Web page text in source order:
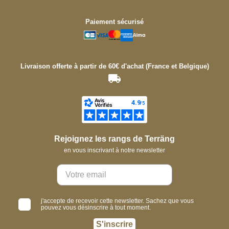
Paiement sécurisé
Livraison offerte à partir de 60€ d'achat (France et Belgique)
Rejoignez les rangs de Terräng
en vous inscrivant à notre newsletter
j'accepte de recevoir cette newsletter. Sachez que vous
pouvez vous désinscrire à tout moment.
S'inscrire